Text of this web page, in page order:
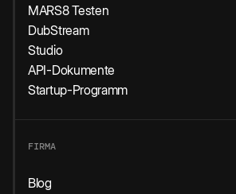
MARS8 Testen
DubStream
Studio
API-Dokumente
Startup-Programm
FIRMA
Blog